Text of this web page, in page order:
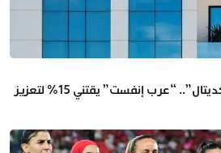
استثمار عربي جديد في “أكديتال”.. “عرب إنفست” يقتني 15% لتعزيز